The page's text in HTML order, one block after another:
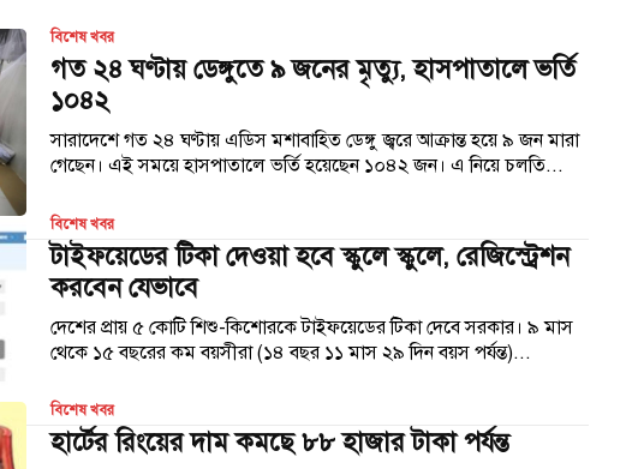
বিশেষ খবর
গত ২৪ ঘণ্টায় ডেঙ্গুতে ৯ জনের মৃত্যু, হাসপাতালে ভর্তি
১০৪২
সারাদেশে গত ২৪ ঘণ্টায় এডিস মশাবাহিত ডেঙ্গু জ্বরে আক্রান্ত হয়ে ৯ জন মারা
গেছেন। এই সময়ে হাসপাতালে ভর্তি হয়েছেন ১০৪২ জন। এ নিয়ে চলতি...
বিশেষ খবর
টাইফয়েডের টিকা দেওয়া হবে স্কুলে স্কুলে, রেজিস্ট্রেশন
করবেন যেভাবে
দেশের প্রায় ৫ কোটি শিশু-কিশোরকে টাইফয়েডের টিকা দেবে সরকার। ৯ মাস
থেকে ১৫ বছরের কম বয়সীরা (১৪ বছর ১১ মাস ২৯ দিন বয়স পর্যন্ত)...
বিশেষ খবর
হার্টের রিংয়ের দাম কমছে ৮৮ হাজার টাকা পর্যন্ত